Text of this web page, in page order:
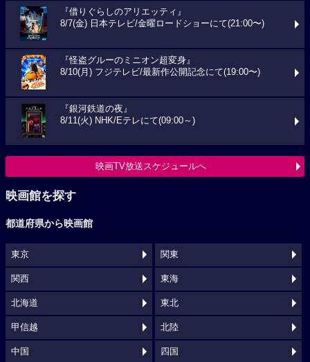
『借りぐらしのアリエッティ』
8/7(金) 日本テレビ/金曜ロードショーにて(21:00〜)
『怪盗グルーのミニオン超変身』
8/10(月) フジテレビ/最新作公開記念にて(19:00〜)
『銀河鉄道の夜』
8/11(火) NHK/Eテレにて(09:00～)
映画TV放送スケジュールへ
映画館を探す
都道府県から映画館
東京 関東
関西 東海
北海道 東北
甲信越 北陸
中国 四国